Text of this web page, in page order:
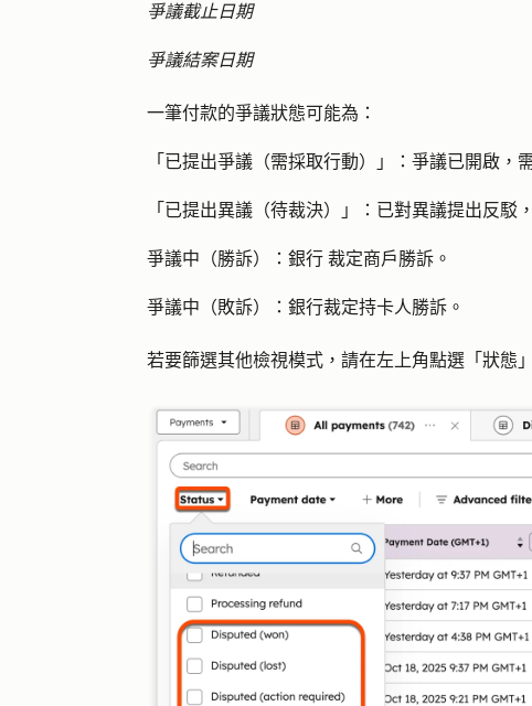
爭議截止日期
爭議結案日期
一筆付款的爭議狀態可能為：
「 已提出爭議（需採取行動）」： 爭議已開啟，
「 已提出異議（待裁決）」： 已對異議提出反駁
爭議中（勝訴）：銀行 裁定商戶勝訴。
爭議中（敗訴）： 銀行裁定持卡人勝訴。
若要篩選其他檢視模式，請在左上角點選「 狀態